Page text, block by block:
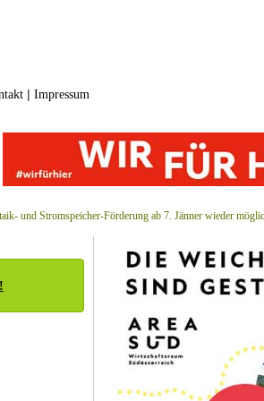
| Impressum
und Stromspeicher-Förderung ab 7. Jänner wieder